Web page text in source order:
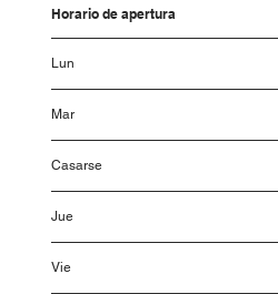
Horario de apertura
Lun
Mar
Casarse
Jue
Vie